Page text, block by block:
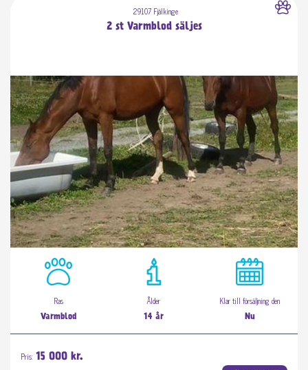
29107 Fjälkinge
2 st Varmblod säljes
Ras
Varmblod
Ålder
14 år
Klar till försäljning den
Nu
Pris: 15 000 kr.